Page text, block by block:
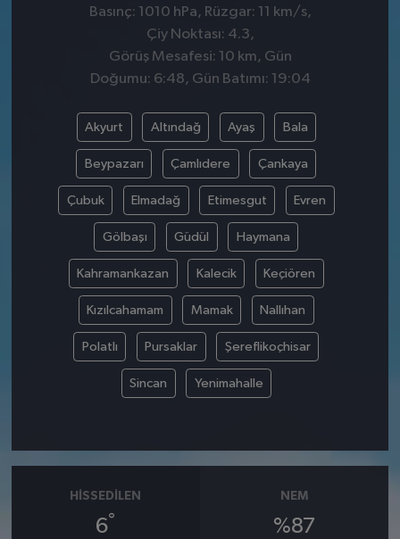
Basınç: 1010 hPa, Rüzgar: 11 km/s,
Çiy Noktası: 4.3,
Görüş Mesafesi: 10 km, Gün
Doğumu: 6:48, Gün Batımı: 19:04
Akyurt Altındağ Ayaş Bala
Beypazarı Çamlıdere Çankaya
Çubuk Elmadağ Etimesgut Evren
Gölbaşı Güdül Haymana
Kahramankazan Kalecik Keçiören
Kızılcahamam Mamak Nallıhan
Polatlı Pursaklar Şereflikoçhisar
Sincan Yenimahalle
HISSEDILEN
6°
NEM
%87